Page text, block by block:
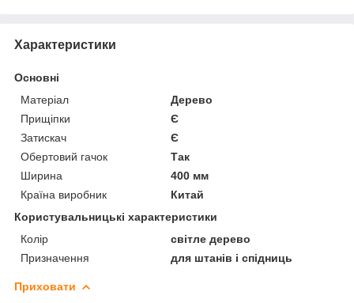
Характеристики
Основні
Матеріал
Дерево
Прищіпки
Є
Затискач
Є
Обертовий гачок
Так
Ширина
400 мм
Країна виробник
Китай
Користувальницькі характеристики
Колір
світле дерево
Призначення
для штанів і спідниць
Приховати